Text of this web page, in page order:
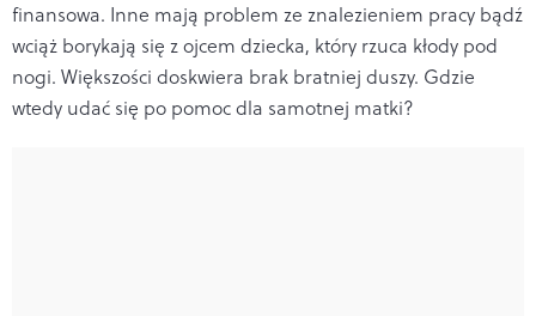
finansowa. Inne mają problem ze znalezieniem pracy bądź
wciąż borykają się z ojcem dziecka, który rzuca kłody pod
nogi. Większości doskwiera brak bratniej duszy. Gdzie
wtedy udać się po pomoc dla samotnej matki?